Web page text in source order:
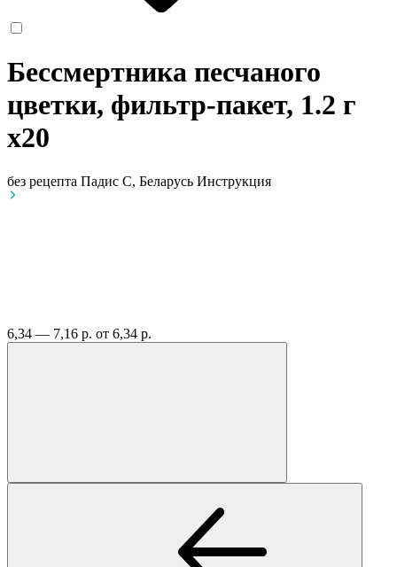
Бессмертника песчаного
цветки, фильтр-пакет, 1.2 г
x20
без рецепта Падис С, Беларусь Инструкция
6,34 — 7,16 р. от 6,34 р.